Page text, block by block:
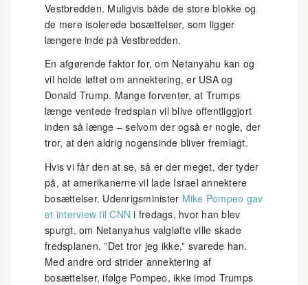
Vestbredden. Muligvis både de store blokke og
de mere isolerede bosættelser, som ligger
længere inde på Vestbredden.
En afgørende faktor for, om Netanyahu kan og
vil holde løftet om annektering, er USA og
Donald Trump. Mange forventer, at Trumps
længe ventede fredsplan vil blive offentliggjort
inden så længe – selvom der også er nogle, der
tror, at den aldrig nogensinde bliver fremlagt.
Hvis vi får den at se, så er der meget, der tyder
på, at amerikanerne vil lade Israel annektere
bosættelser. Udenrigsminister Mike Pompeo gav
et interview til CNN i fredags, hvor han blev
spurgt, om Netanyahus valgløfte ville skade
fredsplanen. ”Det tror jeg ikke,” svarede han.
Med andre ord strider annektering af
bosættelser, ifølge Pompeo, ikke imod Trumps